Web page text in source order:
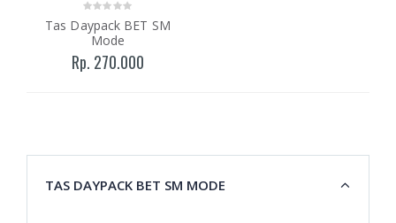
Tas Daypack BET SM
Mode
Rp. 270.000
TAS DAYPACK BET SM MODE